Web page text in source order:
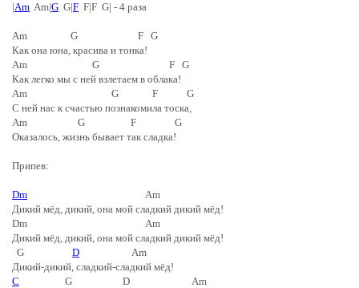
|Am Am|G G|F F|F G| - 4 раза
Am G F G
Как она юна, красива и тонка!
Am G F G
Как легко мы с ней взлетаем в облака!
Am G F G
С ней нас к счастью познакомила тоска,
Am G F G
Оказалось, жизнь бывает так сладка!
Припев:
Dm Am
Дикий мёд, дикий, она мой сладкий дикий мёд!
Dm Am
Дикий мёд, дикий, она мой сладкий дикий мёд!
G D Am
Дикий-дикий, сладкий-сладкий мёд!
C G D Am